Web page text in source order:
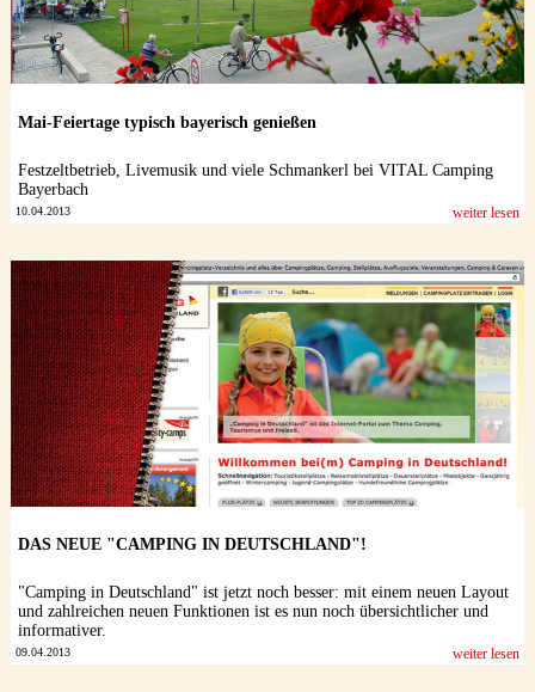
Mai-Feiertage typisch bayerisch genießen
Festzeltbetrieb, Livemusik und viele Schmankerl bei VITAL Camping
Bayerbach
10.04.2013 weiter lesen
DAS NEUE "CAMPING IN DEUTSCHLAND"!
"Camping in Deutschland" ist jetzt noch besser: mit einem neuen Layout
und zahlreichen neuen Funktionen ist es nun noch übersichtlicher und
informativer.
09.04.2013 weiter lesen